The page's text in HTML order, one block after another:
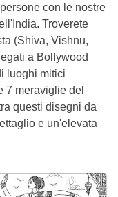
con le nostre
Troverete
(Shiva, Vishnu,
a Bollywood
luoghi mitici
7 meraviglie del
questi disegni da
e un'elevata